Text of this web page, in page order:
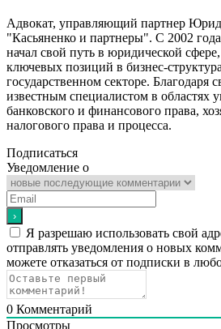
Адвокат, управляющий партнер
"Касьяненко и партнеры". С 2002
начал свой путь в юридической
ключевых позиций в бизнес-
государственном секторе. Благодаря
известным специалистом в областях
банковского и финансового права,
налогового права и процесса.
Подписаться
Уведомление о
Я разрешаю использовать свой
отправлять уведомления о новых
можете отказаться от подписки в
0 Комментарий
Просмотры